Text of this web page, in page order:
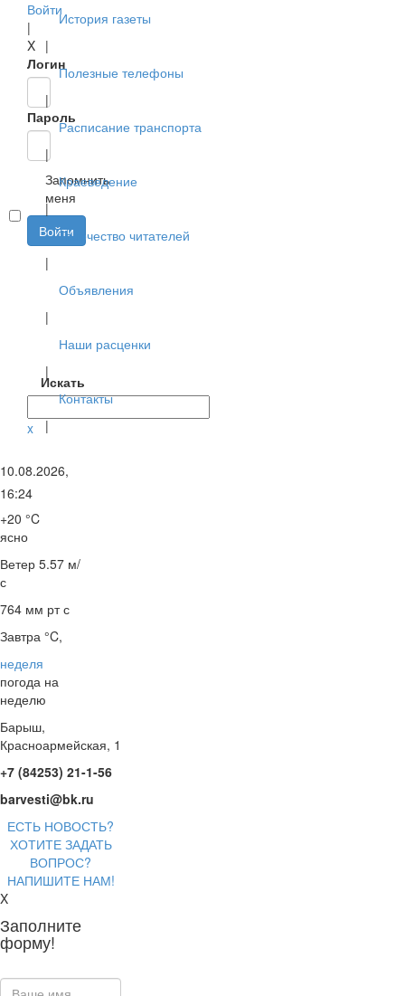
Войти
|
X
Логин
Пароль
Запомнить
меня
Войти
Искать
x
История газеты
|
Полезные телефоны
|
Расписание транспорта
|
Краеведение
|
Творчество читателей
|
Объявления
|
Наши расценки
|
Контакты
|
10.08.2026,
16:24
+20 °C
ясно
Ветер 5.57 м/
с
764 мм рт с
Завтра °C,
неделя
погода на
неделю
Барыш,
Красноармейская, 1
+7 (84253) 21-1-56
barvesti@bk.ru
ЕСТЬ НОВОСТЬ?
ХОТИТЕ ЗАДАТЬ
ВОПРОС?
НАПИШИТЕ НАМ!
X
Заполните
форму!